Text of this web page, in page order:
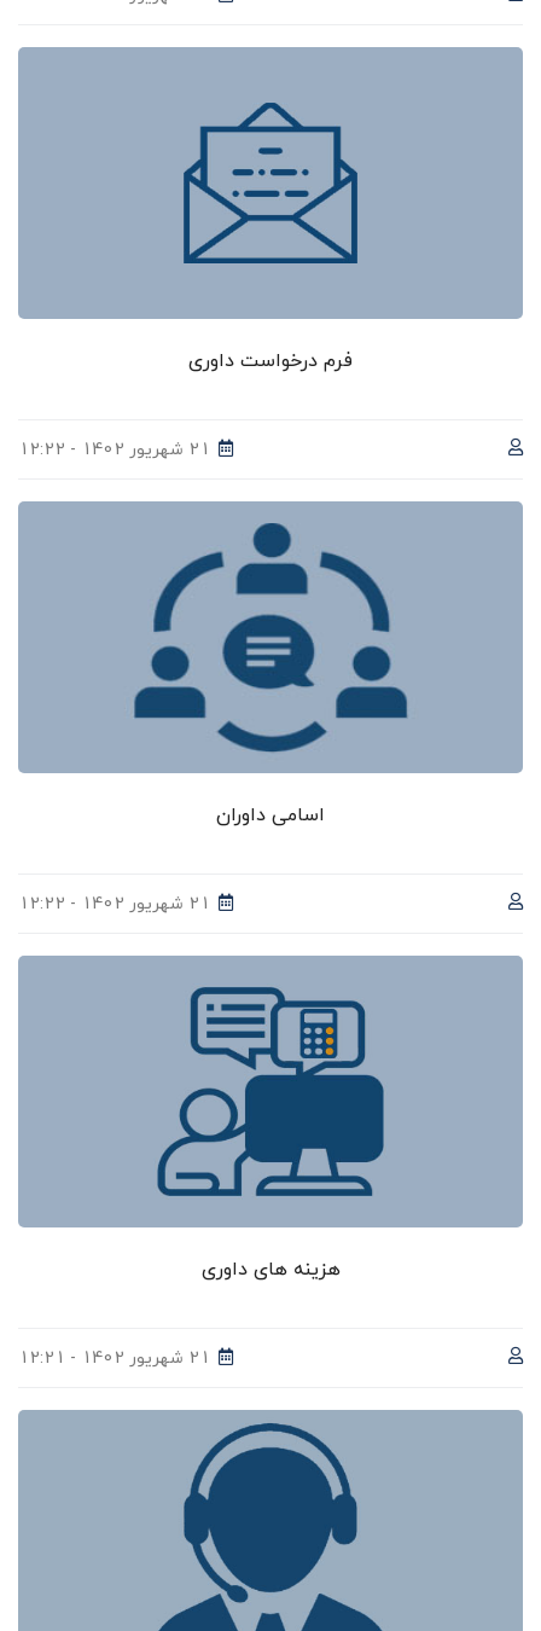
فرم درخواست داوری
21 شهریور 1402 - 12:22
اسامی داوران
21 شهریور 1402 - 12:22
هزینه های داوری
21 شهریور 1402 - 12:21